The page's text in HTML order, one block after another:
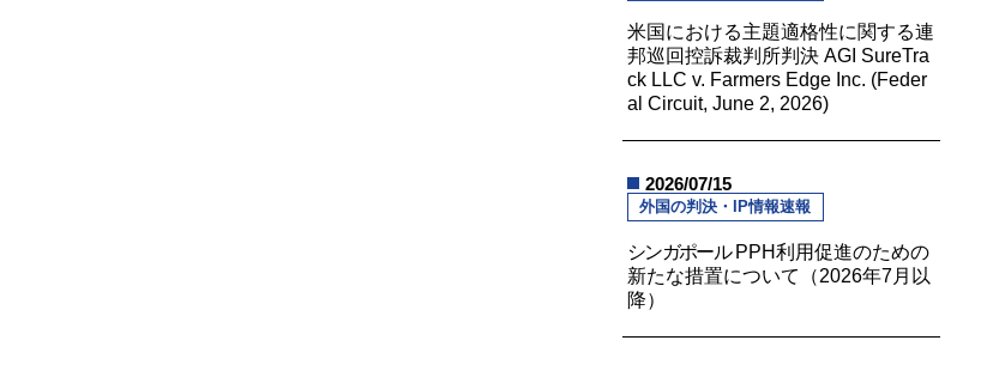
米国における主題適格性に関する連
邦巡回控訴裁判所判決 AGI SureTra
ck LLC v. Farmers Edge Inc. (Feder
al Circuit, June 2, 2026)
2026/07/15
外国の判決・IP情報速報
シンガポールPPH利用促進のための
新たな措置について（2026年7月以
降）